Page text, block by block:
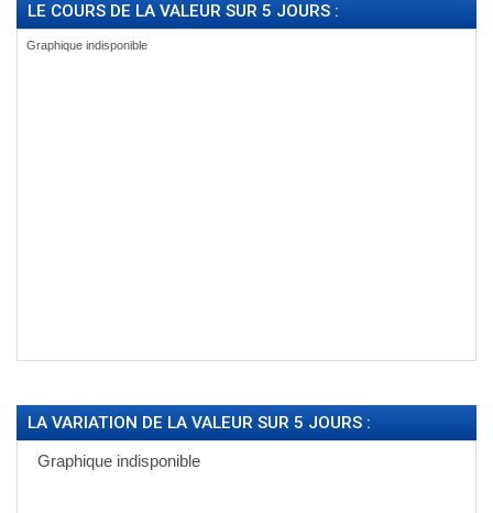
LE COURS DE LA VALEUR SUR 5 JOURS :
LA VARIATION DE LA VALEUR SUR 5 JOURS :